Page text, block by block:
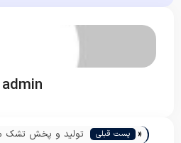
admin
« پست قبلی
تولید و پخش تشک